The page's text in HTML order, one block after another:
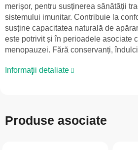
merișor, pentru susținerea sănătății
sistemului imunitar. Contribuie la
susține capacitatea naturală de
este potrivit și în perioadele asociate
menopauzei. Fără conservanți,
Informaţii detaliate
Produse asociate